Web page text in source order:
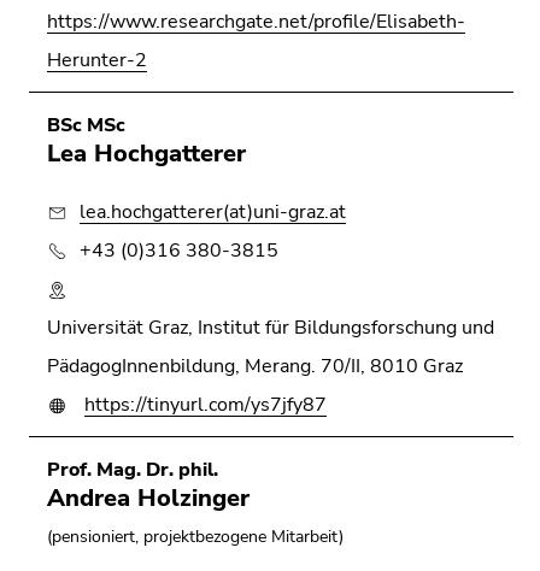
https://www.researchgate.net/profile/Elisabeth-
Herunter-2
BSc MSc
Lea Hochgatterer
lea.hochgatterer(at)uni-graz.at
+43 (0)316 380-3815
Universität Graz, Institut für Bildungsforschung und
PädagogInnenbildung, Merang. 70/II, 8010 Graz
https://tinyurl.com/ys7jfy87
Prof. Mag. Dr. phil.
Andrea Holzinger
(pensioniert, projektbezogene Mitarbeit)